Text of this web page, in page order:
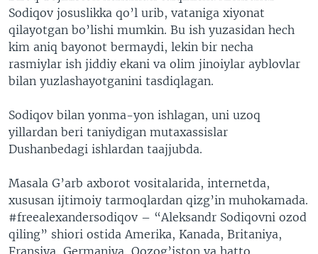
Sodiqov josuslikka qo’l urib, vataniga xiyonat
qilayotgan bo’lishi mumkin. Bu ish yuzasidan hech
kim aniq bayonot bermaydi, lekin bir necha
rasmiylar ish jiddiy ekani va olim jinoiylar ayblovlar
bilan yuzlashayotganini tasdiqlagan.
Sodiqov bilan yonma-yon ishlagan, uni uzoq
yillardan beri taniydigan mutaxassislar
Dushanbedagi ishlardan taajjubda.
Masala G’arb axborot vositalarida, internetda,
xususan ijtimoiy tarmoqlardan qizg’in muhokamada.
#freealexandersodiqov – “Aleksandr Sodiqovni ozod
qiling” shiori ostida Amerika, Kanada, Britaniya,
Fransiya, Germaniya, Qozog’iston va hatto